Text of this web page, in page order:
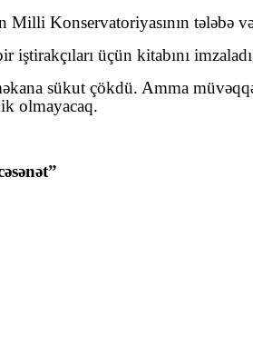
Milli Konservatoriyasının tələbə
iştirakçıları üçün kitabını
sükut çökdü. Amma
olmayacaq.